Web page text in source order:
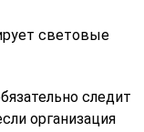
световые
следит
организация